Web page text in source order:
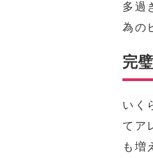
多過
為の
完
いく
てア
も増